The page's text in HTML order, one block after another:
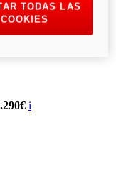
i
TODAS LAS
COOKIES